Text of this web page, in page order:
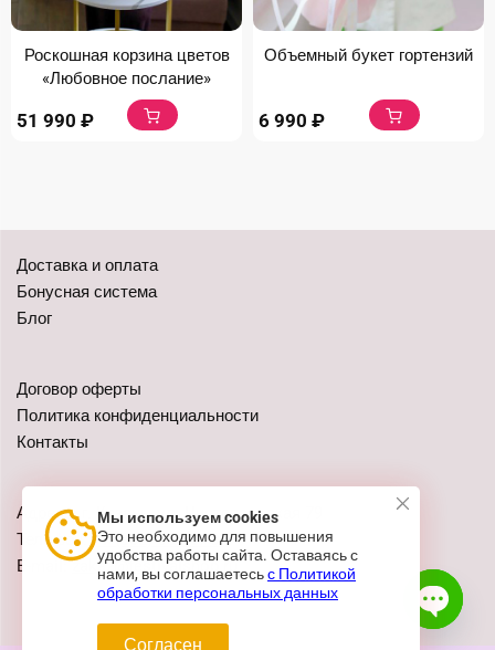
Роскошная корзина цветов
«Любовное послание»
51 990 ₽
Объемный букет гортензий
6 990 ₽
Доставка и оплата
Бонусная система
Блог
Договор оферты
Политика конфиденциальности
Контакты
Адреса: г. Казань, ул. Чистопольская 79
Телефон:+7 (962) 555-41-02
E-mail:zakaz@festivalshop.ru
Мы используем cookies
Это необходимо для повышения
удобства работы сайта. Оставаясь с
нами, вы соглашаетесьс Политикой
обработки персональных данных
Согласен